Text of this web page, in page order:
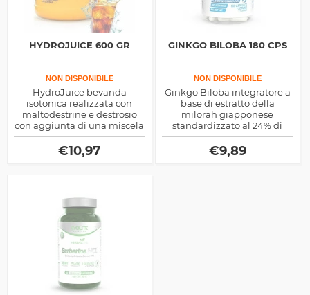
HYDROJUICE 600 GR
NON DISPONIBILE
HydroJuice bevanda
isotonica realizzata con
maltodestrine e destrosio
con aggiunta di una miscela
di vitamine e minerali,
ottima come energetico
prestazionale
€10,97
GINKGO BILOBA 180 CPS
NON DISPONIBILE
Ginkgo Biloba integratore a
base di estratto della
milorah giapponese
standardizzato al 24% di
glicosidi flavonoidi, ideale
come supporto per il
benessere della circolazione
€9,89